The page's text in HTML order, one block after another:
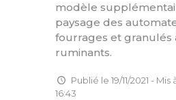
modèle
paysage des
fourrages et granulés
ruminants.
Publié le 19/11/2021 - Mis
16:43